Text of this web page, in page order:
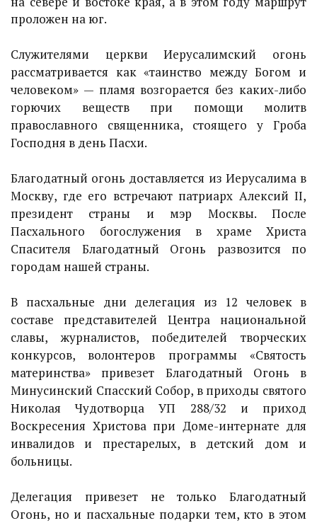
проложен на юг.
Служителями церкви Иерусалимский огонь
рассматривается как «таинство между Богом и
человеком» — пламя возгорается без каких-либо
горючих веществ при помощи молитв
православного священника, стоящего у Гроба
Господня в день Пасхи.
Благодатный огонь доставляется из Иерусалима в
Москву, где его встречают патриарх Алексий II,
президент страны и мэр Москвы. После
Пасхального богослужения в храме Христа
Спасителя Благодатный Огонь развозится по
городам нашей страны.
В пасхальные дни делегация из 12 человек в
составе представителей Центра национальной
славы, журналистов, победителей творческих
конкурсов, волонтеров программы «Святость
материнства» привезет Благодатный Огонь в
Минусинский Спасский Собор, в приходы святого
Николая Чудотворца УП 288/32 и приход
Воскресения Христова при Доме-интернате для
инвалидов и престарелых, в детский дом и
больницы.
Делегация привезет не только Благодатный
Огонь, но и пасхальные подарки тем, кто в этом